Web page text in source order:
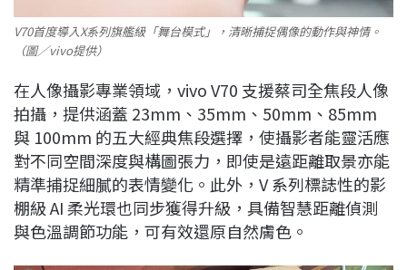
V70首度導入X系列旗艦級「舞台模式」，清晰捕捉偶像的動作與神情。
（圖／vivo提供）
在人像攝影專業領域，vivo V70 支援蔡司全焦段人像
拍攝，提供涵蓋 23mm、35mm、50mm、85mm
與 100mm 的五大經典焦段選擇，使攝影者能靈活應
對不同空間深度與構圖張力，即使是遠距離取景亦能
精準捕捉細膩的表情變化。此外，V 系列標誌性的影
棚級 AI 柔光環也同步獲得升級，具備智慧距離偵測
與色溫調節功能，可有效還原自然膚色。